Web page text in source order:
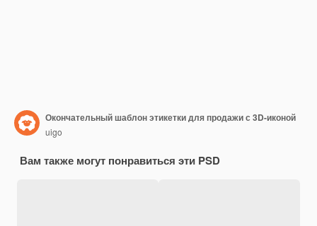
Окончательный шаблон этикетки для продажи с 3D-иконой
uigo
Вам также могут понравиться эти PSD